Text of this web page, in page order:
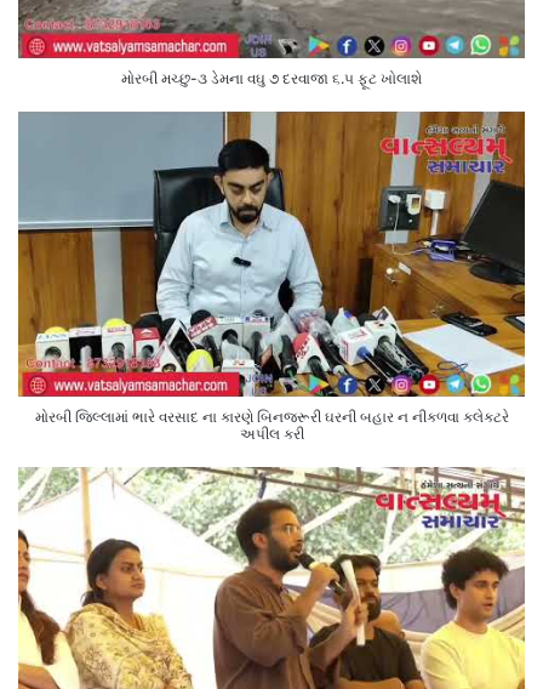
મોરબી મચ્છુ-૩ ડેમના વઘુ ૭ દરવાજા ૬.૫ ફૂટ ખોલાશે
મોરબી જિલ્લામાં ભારે વરસાદ ના કારણે બિનજરૂરી ઘરની બહાર ન નીકળવા કલેક્ટરે
અપીલ કરી